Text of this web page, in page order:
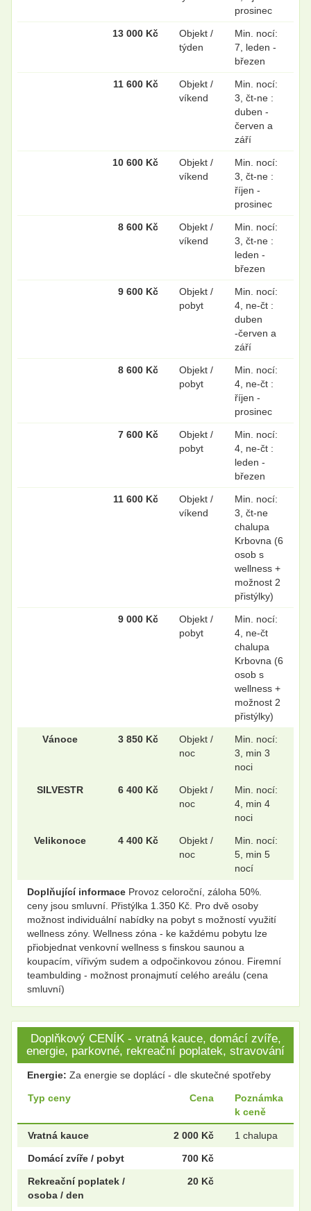
prosinec
13 000 Kč
Objekt /
týden
Min. nocí:
7, leden -
březen
11 600 Kč
Objekt /
víkend
Min. nocí:
3, čt-ne :
duben -
červen a
září
10 600 Kč
Objekt /
víkend
Min. nocí:
3, čt-ne :
říjen -
prosinec
8 600 Kč
Objekt /
víkend
Min. nocí:
3, čt-ne :
leden -
březen
9 600 Kč
Objekt /
pobyt
Min. nocí:
4, ne-čt :
duben
-červen a
září
8 600 Kč
Objekt /
pobyt
Min. nocí:
4, ne-čt :
říjen -
prosinec
7 600 Kč
Objekt /
pobyt
Min. nocí:
4, ne-čt :
leden -
březen
11 600 Kč
Objekt /
víkend
Min. nocí:
3, čt-ne
chalupa
Krbovna (6
osob s
wellness +
možnost 2
přistýlky)
9 000 Kč
Objekt /
pobyt
Min. nocí:
4, ne-čt
chalupa
Krbovna (6
osob s
wellness +
možnost 2
přistýlky)
Vánoce 3 850 Kč
Objekt /
noc
Min. nocí:
3, min 3
noci
SILVESTR 6 400 Kč
Objekt /
noc
Min. nocí:
4, min 4
noci
Velikonoce 4 400 Kč
Objekt /
noc
Min. nocí:
5, min 5
nocí
Doplňující informace Provoz celoroční, záloha 50%.
ceny jsou smluvní. Přistýlka 1.350 Kč. Pro dvě osoby
možnost individuální nabídky na pobyt s možností využití
wellness zóny. Wellness zóna - ke každému pobytu lze
přiobjednat venkovní wellness s finskou saunou a
koupacím, vířivým sudem a odpočinkovou zónou. Firemní
teambulding - možnost pronajmutí celého areálu (cena
smluvní)
Doplňkový CENÍK - vratná kauce, domácí zvíře,
energie, parkovné, rekreační poplatek, stravování
Energie: Za energie se doplácí - dle skutečné spotřeby
Typ ceny Cena
Poznámka
k ceně
Vratná kauce 2 000 Kč 1 chalupa
Domácí zvíře / pobyt 700 Kč
Rekreační poplatek /
osoba / den
20 Kč